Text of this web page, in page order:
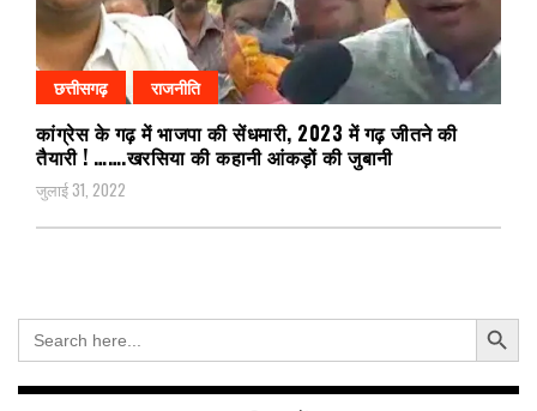
छत्तीसगढ़ राजनीति
कांग्रेस के गढ़ में भाजपा की सेंधमारी, 2023 में गढ़ जीतने की
तैयारी ! …….खरसिया की कहानी आंकड़ों की जुबानी
जुलाई 31, 2022
Search
for:
Search Button